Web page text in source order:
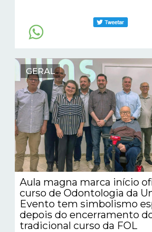
GERAL
Aula magna marca início
curso de Odontologia da
Evento tem simbolismo
depois do encerramento
tradicional curso da FOL